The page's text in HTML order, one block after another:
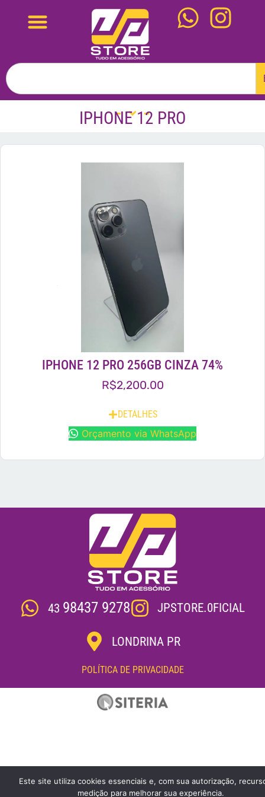
IPHONE 12 PRO
IPHONE 12 PRO 256GB CINZA 74%
R$2,200.00
DETALHES
Orçamento via WhatsApp
43 98437 9278 JPSTORE.0FICIAL
LONDRINA PR
POLÍTICA DE PRIVACIDADE
Este site utiliza cookies essenciais e, com sua autorização,
medição para melhorar sua experiência.